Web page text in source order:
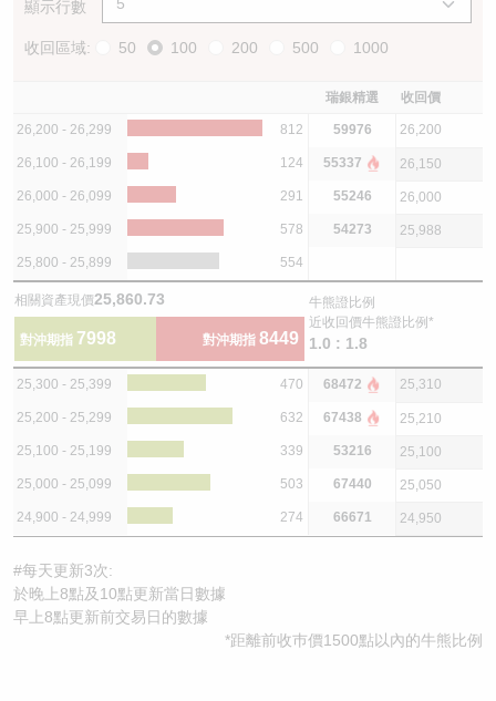
顯示行數
收回區域: 50 100 200 500 1000
瑞銀精選 收回價
26,200 - 26,299 812 59976 26,200
26,100 - 26,199 124 55337 26,150
26,000 - 26,099 291 55246 26,000
25,900 - 25,999 578 54273 25,988
25,800 - 25,899 554
相關資產現價25,860.73
對沖期指 7998 對沖期指 8449
牛熊證比例
近收回價牛熊證比例*
1.0 : 1.8
25,300 - 25,399 470 68472 25,310
25,200 - 25,299 632 67438 25,210
25,100 - 25,199 339 53216 25,100
25,000 - 25,099 503 67440 25,050
24,900 - 24,999 274 66671 24,950
#每天更新3次:
於晚上8點及10點更新當日數據
早上8點更新前交易日的數據
*距離前收巿價1500點以內的牛熊比例